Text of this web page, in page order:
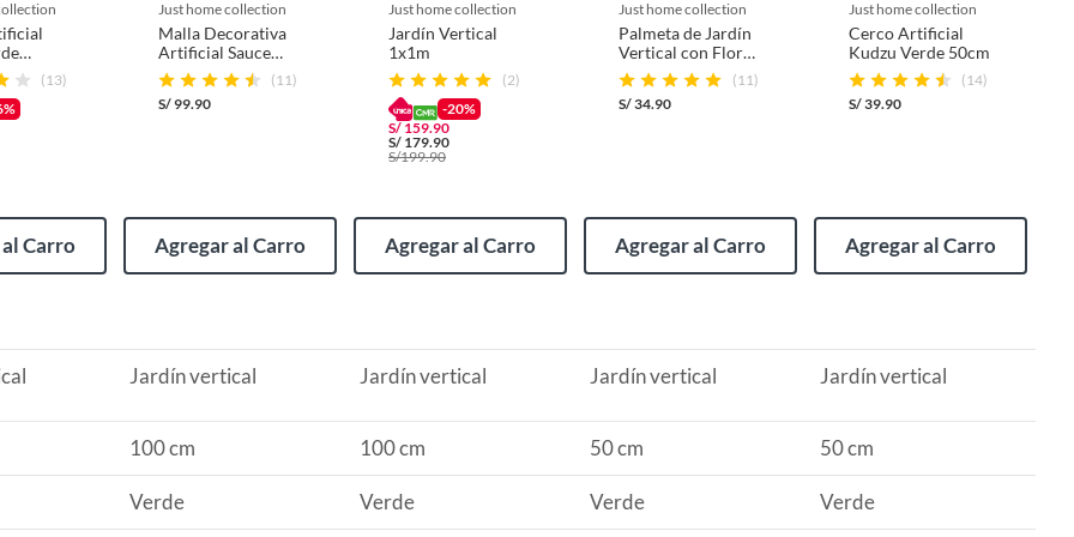
asientos de inodoro con empaque abierto).
devolución y cambio:
tecnología, línea blanca, colchones, muebles,
sin uso y deberá contar con todos sus accesorios,
(sin rayas, piquetes, abolladuras, manchas,
(13)
Carro
just home collection
Malla Decorativa
Artificial Sauce
Verde 30x100cm(11)
S/99.90
Agregar al Carro
just home collection
Jardín Vertical
1x1m
(2)
-20%
S/159.90
S/ 179.90
S/199.90
Agregar al Carro
just home collection
Palmeta de Jardín
Vertical con Flores
Rojas 50x50cm
(11)
S/34.90
Agregar al Carro
just home collection
Cerco Artificial
Kudzu Verde 50cm
(14)
S/39.90
Agregar al Carro
Jardín vertical Jardín vertical Jardín vertical Jardín vertical
100 cm 100 cm 50 cm 50 cm
Verde Verde Verde Verde